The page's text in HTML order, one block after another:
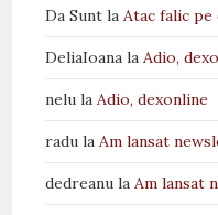
Da Sunt laAtac falic pe
DeliaIoana laAdio,
nelu laAdio, dexonline
radu laAm lansat
dedreanu laAm lansat